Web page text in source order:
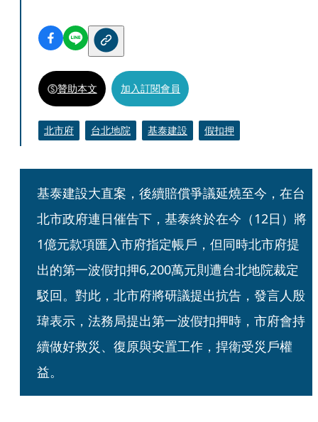
贊助本文 加入訂閱會員
北市府 台北地院 基泰建設 假扣押
基泰建設大直案，後續賠償爭議延燒至今，在台
北市政府連日催告下，基泰終於在今（12日）將
1億元款項匯入市府指定帳戶，但同時北市府提
出的第一波假扣押6,200萬元則遭台北地院裁定
駁回。對此，北市府將研議提出抗告，發言人殷
瑋表示，法務局提出第一波假扣押時，市府會持
續做好救災、復原與安置工作，捍衛受災戶權
益。